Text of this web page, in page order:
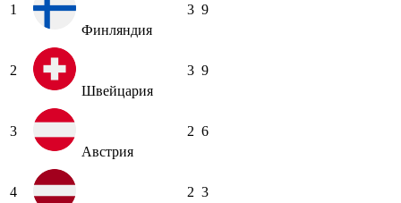
1
Финляндия
3 9
2
Швейцария
3 9
3
Австрия
2 6
4
2 3